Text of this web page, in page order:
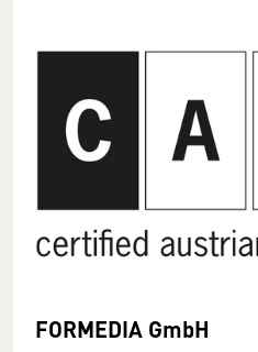
FORMEDIA GmbH